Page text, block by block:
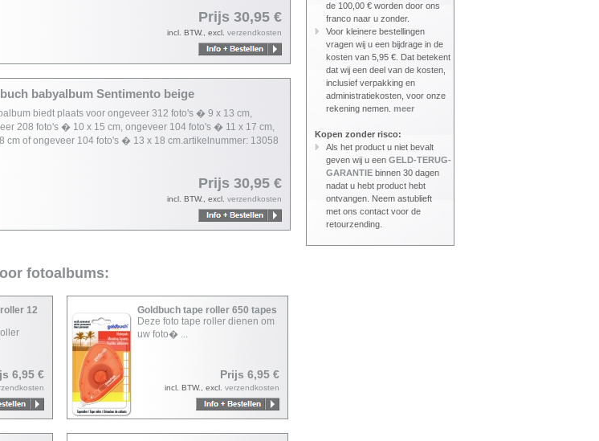
de 100,00 € worden door ons
franco naar u zonder.
Voor kleinere bestellingen
vragen wij u een bijdrage in de
kosten van 5,95 €. Dat betekent
dat wij een deel van de kosten,
inclusief verpakking en
administratiekosten, voor onze
rekening nemen. meer
Kopen zonder risco:
Als het product u niet bevalt
geven wij u een GELD-TERUG-
GARANTIE binnen 30 dagen
nadat u hebt product hebt
ontvangen. Neem astublieft
met ons contact voor de
retourzending.
Prijs 30,95 €
incl. BTW., excl. verzendkosten
babyalbum Sentimento beige
biedt plaats voor ongeveer 312 foto's � 9 x 13 cm,
208 foto's � 10 x 15 cm, ongeveer 104 foto's � 11 x 17 cm,
cm of ongeveer 104 foto's � 13 x 18 cm.artikelnummer: 13058
Prijs 30,95 €
incl. BTW., excl. verzendkosten
fotoalbums:
12
6,95 €
Goldbuch tape roller 650 tapes
Deze foto tape roller dienen om
uw foto� ...
Prijs 6,95 €
incl. BTW., excl. verzendkosten